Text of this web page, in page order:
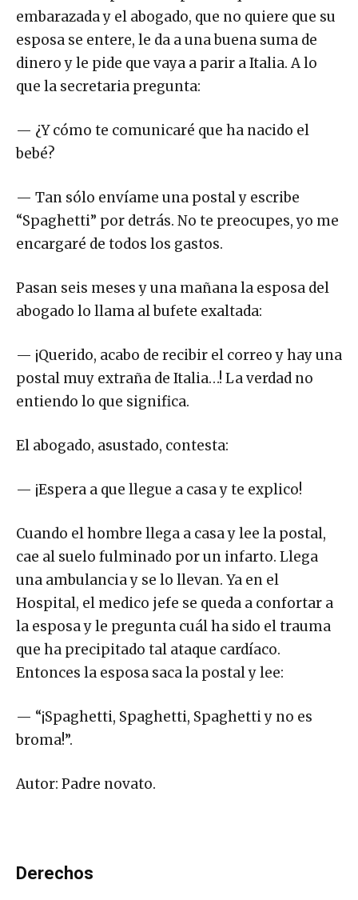
embarazada y el abogado, que no quiere que su
esposa se entere, le da a una buena suma de
dinero y le pide que vaya a parir a Italia. A lo
que la secretaria pregunta:
— ¿Y cómo te comunicaré que ha nacido el
bebé?
— Tan sólo envíame una postal y escribe
“Spaghetti” por detrás. No te preocupes, yo me
encargaré de todos los gastos.
Pasan seis meses y una mañana la esposa del
abogado lo llama al bufete exaltada:
— ¡Querido, acabo de recibir el correo y hay una
postal muy extraña de Italia…! La verdad no
entiendo lo que significa.
El abogado, asustado, contesta:
— ¡Espera a que llegue a casa y te explico!
Cuando el hombre llega a casa y lee la postal,
cae al suelo fulminado por un infarto. Llega
una ambulancia y se lo llevan. Ya en el
Hospital, el medico jefe se queda a confortar a
la esposa y le pregunta cuál ha sido el trauma
que ha precipitado tal ataque cardíaco.
Entonces la esposa saca la postal y lee:
— “¡Spaghetti, Spaghetti, Spaghetti y no es
broma!”.
Autor: Padre novato.
Derechos